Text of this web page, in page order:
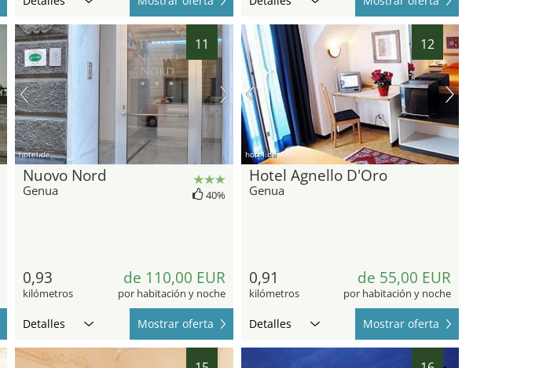
11
hotel.de
Nuovo Nord
Genua 40%
0,93
kilómetros
de 110,00 EUR
por habitación y noche
Detalles Mostrar oferta
12
hotel.de
Hotel Agnello D'Oro
Genua
0,91
kilómetros
de 55,00 EUR
por habitación y noche
Detalles Mostrar oferta